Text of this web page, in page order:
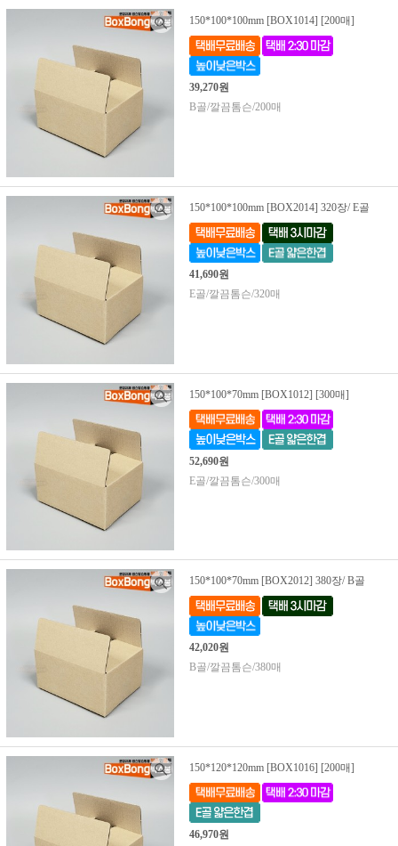
150*100*100mm [BOX1014] [200매]
39,270원
B골/깔끔톰슨/200매
150*100*100mm [BOX2014] 320장/ E골
41,690원
E골/깔끔톰슨/320매
150*100*70mm [BOX1012] [300매]
52,690원
E골/깔끔톰슨/300매
150*100*70mm [BOX2012] 380장/ B골
42,020원
B골/깔끔톰슨/380매
150*120*120mm [BOX1016] [200매]
46,970원